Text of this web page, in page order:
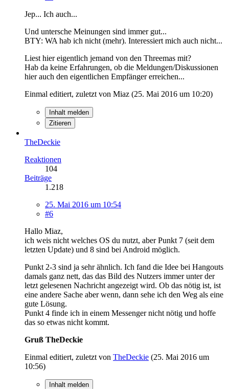
Jep... Ich auch...
Und untersche Meinungen sind immer gut...
BTY: WA hab ich nicht (mehr). Interessiert mich auch nicht...
Liest hier eigentlich jemand von den Threemas mit?
Hab da keine Erfahrungen, ob die Meldungen/Diskussionen
hier auch den eigentlichen Empfänger erreichen...
Einmal editiert, zuletzt von Miaz (25. Mai 2016 um 10:20)
Inhalt melden
Zitieren
TheDeckie
Reaktionen
104
Beiträge
1.218
25. Mai 2016 um 10:54
#6
Hallo Miaz,
ich weis nicht welches OS du nutzt, aber Punkt 7 (seit dem
letzten Update) und 8 sind bei Android möglich.
Punkt 2-3 sind ja sehr ähnlich. Ich fand die Idee bei Hangouts
damals ganz nett, das das Bild des Nutzers immer unter der
letzt gelesenen Nachricht angezeigt wird. Ob das nötig ist, ist
eine andere Sache aber wenn, dann sehe ich den Weg als eine
gute Lösung.
Punkt 4 finde ich in einem Messenger nicht nötig und hoffe
das so etwas nicht kommt.
Gruß TheDeckie
Einmal editiert, zuletzt von TheDeckie (25. Mai 2016 um
10:56)
Inhalt melden